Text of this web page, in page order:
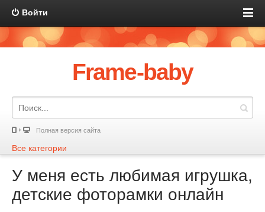
Войти
Frame-baby
Полная версия сайта
Все категории
У меня есть любимая игрушка,
детские фоторамки онлайн